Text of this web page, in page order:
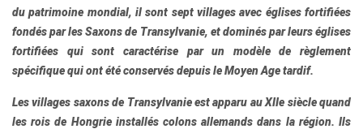
du patrimoine mondial, il sont sept villages avec églises fortifiées
fondés par les Saxons de Transylvanie, et dominés par leurs églises
fortifiées qui sont caractérise par un modèle de règlement
spécifique qui ont été conservés depuis le Moyen Age tardif.
Les villages saxons de Transylvanieest apparu au XIIe siècle quand
les rois de Hongrie installés colons allemands dans la région. Ils